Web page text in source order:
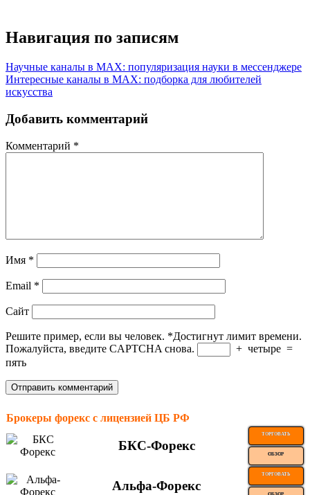
Навигация по записям
Научные каналы в MAX: популяризация науки в мессенджере
Интересные каналы в MAX: подборка для любителей
искусства
Добавить комментарий
Комментарий *
Имя *
Email *
Сайт
Решите пример, если вы человек. *Достигнут лимит времени.
Пожалуйста, введите CAPTCHA снова.
+ четыре =
пять
Брокеры форекс с лицензией ЦБ РФ
БКС-Форекс
ТОРГОВАТЬ
ОБЗОР
Альфа-Форекс
ТОРГОВАТЬ